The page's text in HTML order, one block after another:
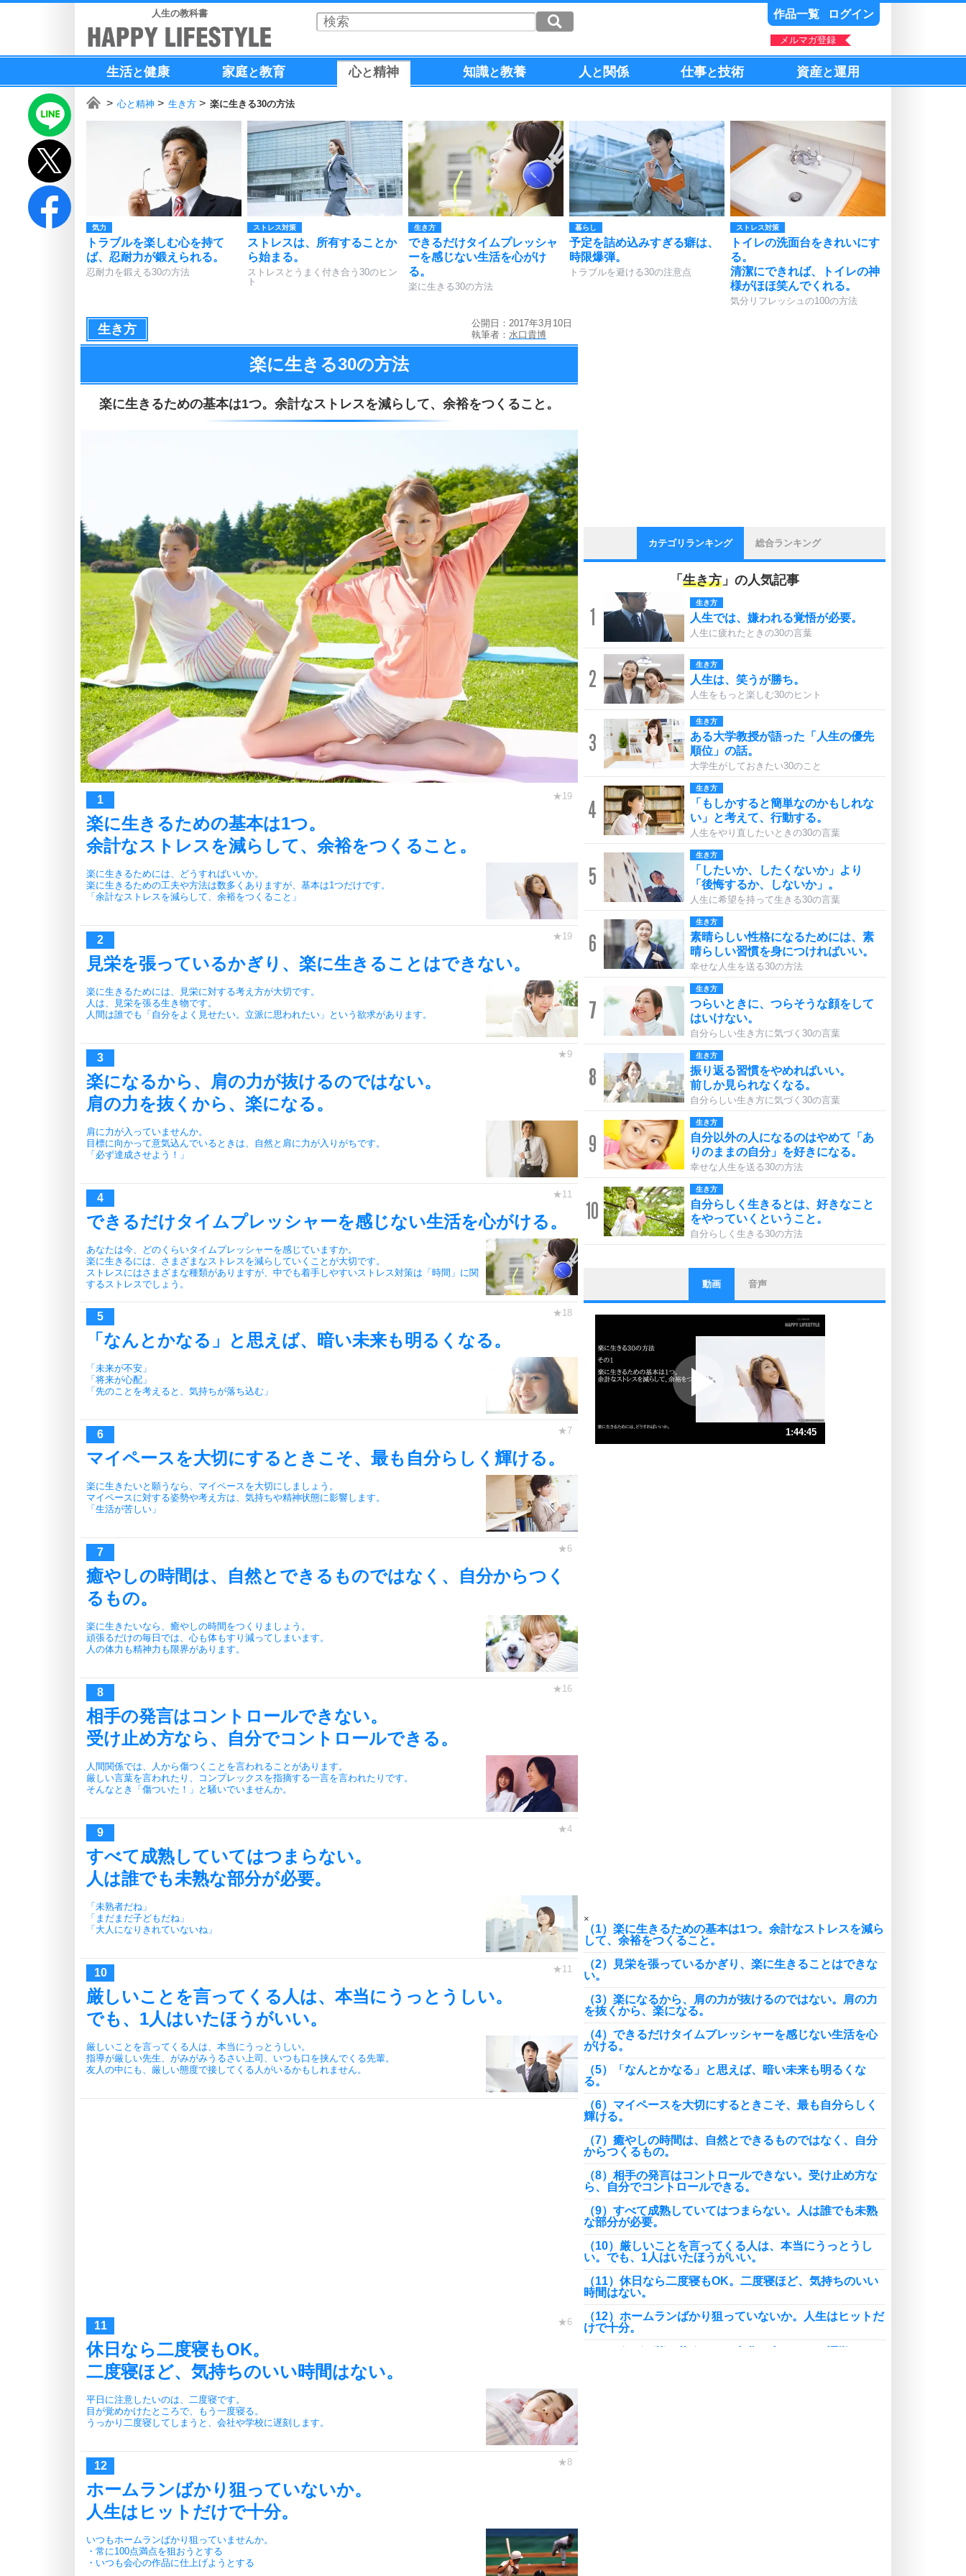
人生の教科書 作品一覧 ログイン
メルマガ登録
生活と健康 家庭と教育 心と精神 知識と教養 人と 関係 仕事と技術 資産と運用
心と精神 生き方 楽に生きる30の方法
気力
トラブルを楽しむ心を持て
ば、忍耐力が鍛えられる。
忍耐力を鍛える30の方法
ストレス対策
ストレスは、所有することか
ら始まる。
ストレスとうまく付き合う30のヒン
ト
生き方
できるだけタイムプレッシャ
ーを感じない生活を心がけ
る。
楽に生きる30の方法
暮らし
予定を詰め込みすぎる癖は、
時限爆弾。
トラブルを避ける30の注意点
ストレス対策
トイレの洗面台をきれいにす
る。
清潔にできれば、トイレの神
様がほほ笑んでくれる。
気分リフレッシュの100の方法
生き方
公開日：2017年3月10日
執筆者： 水口貴博
楽に生きる30の方法
楽に生きるための基本は1つ。 余計なストレスを減らして、 余裕をつくること。
楽に生きるための基本は1つ。
余計なストレスを減らして、余裕をつくること。
楽に生きるためには、どうすればいいか。
楽に生きるための工夫や方法は数多くありますが、基本は1つだけです。
「余計なストレスを減らして、余裕をつくること」
見栄を張っているかぎり、楽に生きることはできない。
楽に生きるためには、見栄に対する考え方が大切です。
人は、見栄を張る生き物です。
人間は誰でも「自分をよく見せたい。立派に思われたい」という欲求があります。
楽になるから、肩の力が抜けるのではない。
肩の力を抜くから、楽になる。
肩に力が入っていませんか。
目標に向かって意気込んでいるときは、自然と肩に力が入りがちです。
「必ず達成させよう！」
できるだけタイムプレッシャーを感じない生活を心がける。
あなたは今、どのくらいタイムプレッシャーを感じていますか。
楽に生きるには、さまざまなストレスを減らしていくことが大切です。
ストレスにはさまざまな種類がありますが、中でも着手しやすいストレス対策は「時間」に関
するストレスでしょう。
「なんとかなる」と思えば、暗い未来も明るくなる。
「未来が不安」
「将来が心配」
「先のことを考えると、気持ちが落ち込む」
マイペースを大切にするときこそ、最も自分らしく輝ける。
楽に生きたいと願うなら、マイペースを大切にしましょう。
マイペースに対する姿勢や考え方は、気持ちや精神状態に影響します。
「生活が苦しい」
癒やしの時間は、自然とできるものではなく、自分からつく
るもの。
楽に生きたいなら、癒やしの時間をつくりましょう。
頑張るだけの毎日では、心も体もすり減ってしまいます。
人の体力も精神力も限界があります。
相手の発言はコントロールできない。
受け止め方なら、自分でコントロールできる。
人間関係では、人から傷つくことを言われることがあります。
厳しい言葉を言われたり、コンプレックスを指摘する一言を言われたりです。
そんなとき「傷ついた！」と騒いでいませんか。
すべて成熟していてはつまらない。
人は誰でも未熟な部分が必要。
「未熟者だね」
「まだまだ子どもだね」
「大人になりきれていないね」
厳しいことを言ってくる人は、本当にうっとうしい。
でも、1人はいたほうがいい。
厳しいことを言ってくる人は、本当にうっとうしい。
指導が厳しい先生、がみがみうるさい上司、いつも口を挟んでくる先輩。
友人の中にも、厳しい態度で接してくる人がいるかもしれません。
休日なら二度寝もOK。
二度寝ほど、気持ちのいい時間はない。
平日に注意したいのは、二度寝です。
目が覚めかけたところで、もう一度寝る。
うっかり二度寝してしまうと、会社や学校に遅刻します。
ホームランばかり狙っていないか。
人生はヒットだけで十分。
いつもホームランばかり狙っていませんか。
・常に100点満点を狙おうとする
・いつも会心の作品に仕上げようとする
カテゴリランキング 総合ランキング
「 生き方 」の人気記事
1
生き方
人生では、嫌われる覚悟が必要。
人生に疲れたときの30の言葉
2
生き方
人生は、笑うが勝ち。
人生をもっと楽しむ30のヒント
3
生き方
ある大学教授が語った「人生の優先
順位」の話。
大学生がしておきたい30のこと
4
生き方
「もしかすると簡単なのかもしれな
い」と考えて、行動する。
人生をやり直したいときの30の言葉
5
生き方
「したいか、したくないか」より
「後悔するか、しないか」。
人生に希望を持って生きる30の言葉
6
生き方
素晴らしい性格になるためには、素
晴らしい習慣を身につければいい。
幸せな人生を送る30の方法
7
生き方
つらいときに、つらそうな顔をして
はいけない。
自分らしい生き方に気づく30の言葉
8
生き方
振り返る習慣をやめればいい。
前しか見られなくなる。
自分らしい生き方に気づく30の言葉
9
生き方
自分以外の人になるのはやめて「あ
りのままの自分」を好きになる。
幸せな人生を送る30の方法
10
生き方
自分らしく生きるとは、好きなこと
をやっていくということ。
自分らしく生きる30の方法
1
ストレス対策
他人と比べない。
いっそのこと、他人を見ない。
ポジティブになれない原因は、行動
しないから。
ポジティブ思考になる30の方法
3
ストレス対策
恋する人が知っておきたい30の大切なこと
動画 音声
1:44:45
×
（1）楽に生きるための基本は1つ。余計なストレスを減ら
して、余裕をつくること。
（2）見栄を張っているかぎり、楽に生きることはできな
い。
（3）楽になるから、肩の力が抜けるのではない。肩の力
を抜くから、楽になる。
（4）できるだけタイムプレッシャーを感じない生活を心
がける。
（5）「なんとかなる」と思えば、暗い未来も明るくな
る。
（6）マイペースを大切にするときこそ、最も自分らしく
輝ける。
（7）癒やしの時間は、自然とできるものではなく、自分
からつくるもの。
（8）相手の発言はコントロールできない。受け止め方な
ら、自分でコントロールできる。
（9）すべて成熟していてはつまらない。人は誰でも未熟
な部分が必要。
（10）厳しいことを言ってくる人は、本当にうっとうし
い。でも、1人はいたほうがいい。
（11）休日なら二度寝もOK。二度寝ほど、気持ちのいい
時間はない。
（12）ホームランばかり狙っていないか。人生はヒットだ
けで十分。